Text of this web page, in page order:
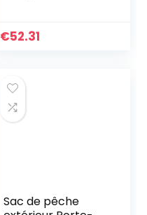
Taille Lite –
€52.31
Sac de pêche